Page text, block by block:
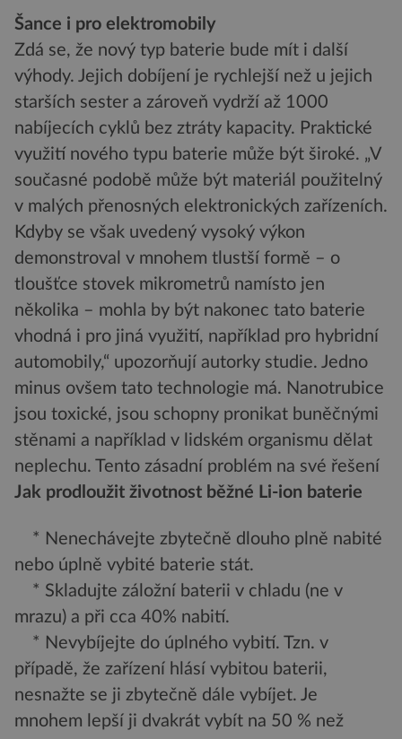
Šance i pro elektromobily
Zdá se, že nový typ baterie bude mít i další
výhody. Jejich dobíjení je rychlejší než u jejich
starších sester a zároveň vydrží až 1000
nabíjecích cyklů bez ztráty kapacity. Praktické
využití nového typu baterie může být široké. „V
současné podobě může být materiál použitelný
v malých přenosných elektronických zařízeních.
Kdyby se však uvedený vysoký výkon
demonstroval v mnohem tlustší formě – o
tloušťce stovek mikrometrů namísto jen
několika – mohla by být nakonec tato baterie
vhodná i pro jiná využití, například pro hybridní
automobily,“ upozorňují autorky studie. Jedno
minus ovšem tato technologie má. Nanotrubice
jsou toxické, jsou schopny pronikat buněčnými
stěnami a například v lidském organismu dělat
neplechu. Tento zásadní problém na své řešení
Jak prodloužit životnost běžné Li-ion baterie
* Nenechávejte zbytečně dlouho plně nabité
nebo úplně vybité baterie stát.
* Skladujte záložní baterii v chladu (ne v
mrazu) a při cca 40% nabití.
* Nevybíjejte do úplného vybití. Tzn. v
případě, že zařízení hlásí vybitou baterii,
nesnažte se ji zbytečně dále vybíjet. Je
mnohem lepší ji dvakrát vybít na 50 % než